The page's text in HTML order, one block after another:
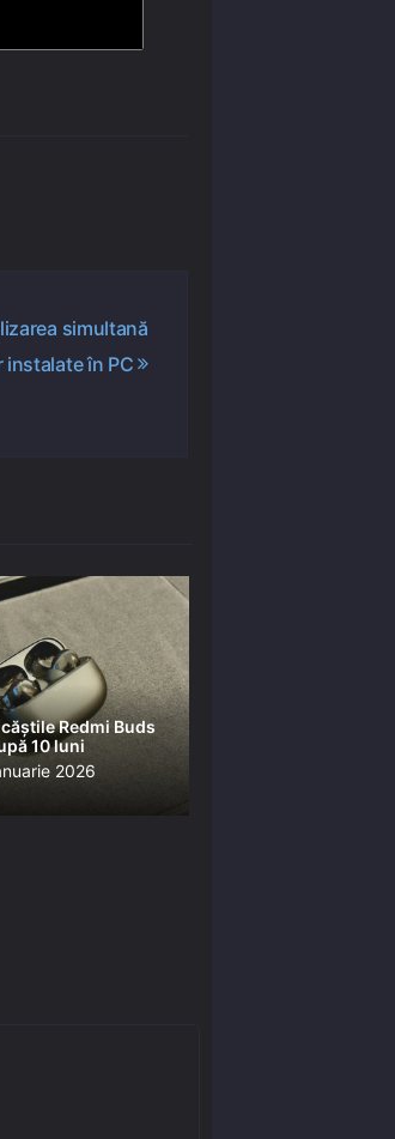
simultană
în PC
Redmi Buds
10 luni
2026